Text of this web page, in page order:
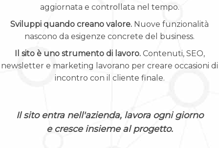
aggiornata e controllata nel tempo.
Sviluppi quando creano valore. Nuove funzionalità
nascono da esigenze concrete del business.
Il sito è uno strumento di lavoro.Contenuti, SEO,
newsletter e marketing lavorano per creare occasioni di
incontro con il cliente finale.
Il sito entra nell'azienda, lavora ogni giorno
e cresce insieme al progetto.